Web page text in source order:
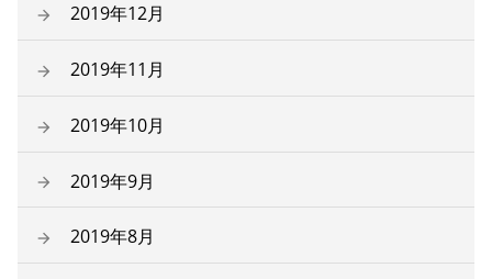
2019年12月
2019年11月
2019年10月
2019年9月
2019年8月